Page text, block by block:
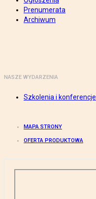
Prenumerata
Archiwum
NASZE WYDARZENIA
Szkolenia i konferencje
MAPA STRONY
OFERTA PRODUKTOWA